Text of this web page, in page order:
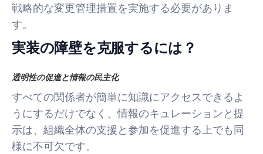
戦略的な変更管理措置を実施する必要がありま
す。
実装の障壁を克服するには？
透明性の促進と情報の民主化
すべての関係者が簡単に知識にアクセスできるよ
うにするだけでなく、情報のキュレーションと提
示は、組織全体の支援と参加を促進する上でも同
様に不可欠です。